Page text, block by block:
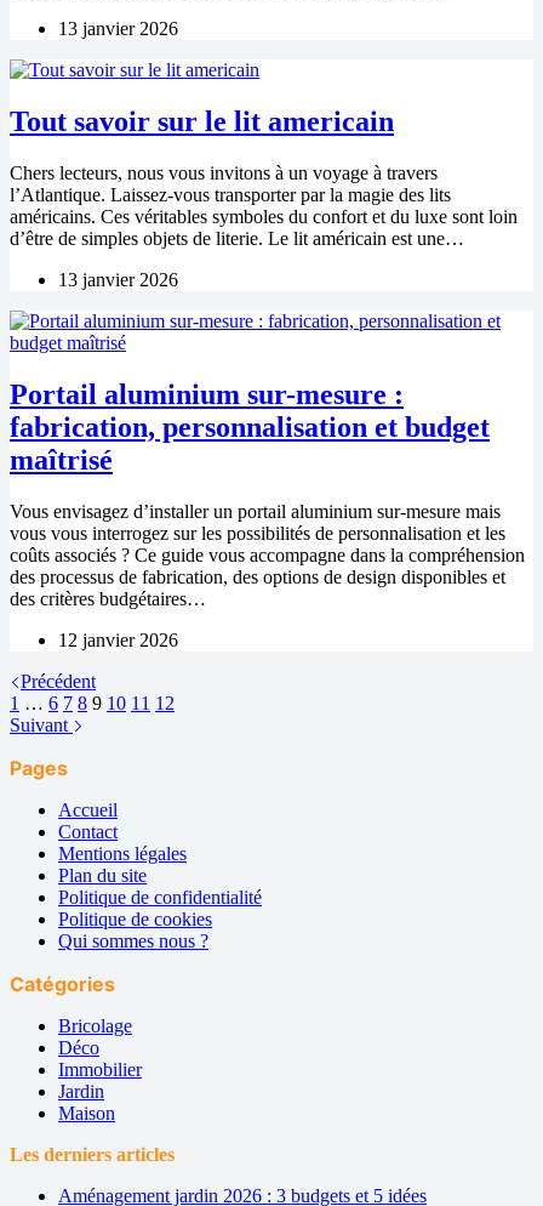
13 janvier 2026
Tout savoir sur le lit americain
Chers lecteurs, nous vous invitons à un voyage à travers
l’Atlantique. Laissez-vous transporter par la magie des lits
américains. Ces véritables symboles du confort et du luxe sont loin
d’être de simples objets de literie. Le lit américain est une…
13 janvier 2026
Portail aluminium sur-mesure :
fabrication, personnalisation et budget
maîtrisé
Vous envisagez d’installer un portail aluminium sur-mesure mais
vous vous interrogez sur les possibilités de personnalisation et les
coûts associés ? Ce guide vous accompagne dans la compréhension
des processus de fabrication, des options de design disponibles et
des critères budgétaires…
12 janvier 2026
Précédent
1 … 6 7 8 9 10 11 12
Suivant
Pages
Accueil
Contact
Mentions légales
Plan du site
Politique de confidentialité
Politique de cookies
Qui sommes nous ?
Catégories
Bricolage
Déco
Immobilier
Jardin
Maison
Les derniers articles
Aménagement jardin 2026 : 3 budgets et 5 idées